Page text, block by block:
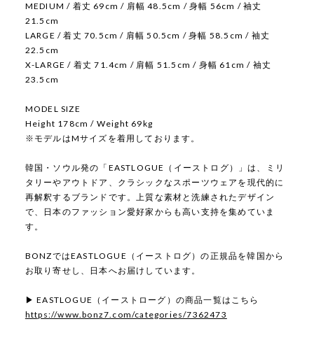
MEDIUM / 着丈 69cm / 肩幅 48.5cm / 身幅 56cm / 袖丈
21.5cm
LARGE / 着丈 70.5cm / 肩幅 50.5cm / 身幅 58.5cm / 袖丈
22.5cm
X-LARGE / 着丈 71.4cm / 肩幅 51.5cm / 身幅 61cm / 袖丈
23.5cm
MODEL SIZE
Height 178cm / Weight 69kg
※モデルはMサイズを着用しております。
韓国・ソウル発の「EASTLOGUE（イーストログ）」は、ミリ
タリーやアウトドア、クラシックなスポーツウェアを現代的に
再解釈するブランドです。上質な素材と洗練されたデザイン
で、日本のファッション愛好家からも高い支持を集めていま
す。
BONZではEASTLOGUE（イーストログ）の正規品を韓国から
お取り寄せし、日本へお届けしています。
▶ EASTLOGUE（イーストローグ）の商品一覧はこちら
https://www.bonz7.com/categories/7362473